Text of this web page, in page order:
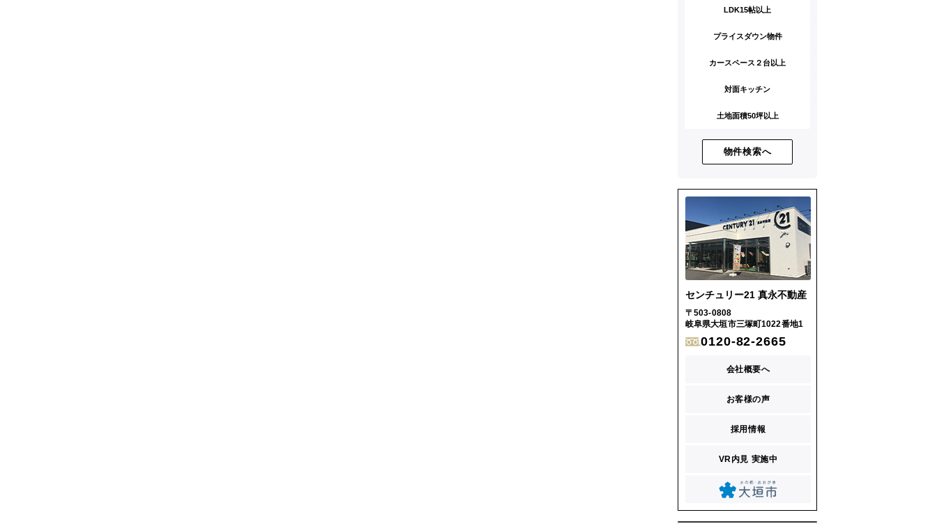
LDK15帖以上
プライスダウン物件
カースペース２台以上
対面キッチン
土地面積50坪以上
物件検索へ
センチュリー21 真永不動産
〒503-0808
岐阜県大垣市三塚町1022番地1
0120-82-2665
会社概要へ
お客様の声
採用情報
VR内見 実施中